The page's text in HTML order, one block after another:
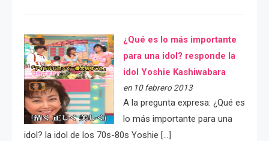
¿Qué es lo más importante
para una idol? responde la
idol Yoshie Kashiwabara
en 10 febrero 2013
A la pregunta expresa: ¿Qué es
lo más importante para una
idol? la idol de los 70s-80s Yoshie […]